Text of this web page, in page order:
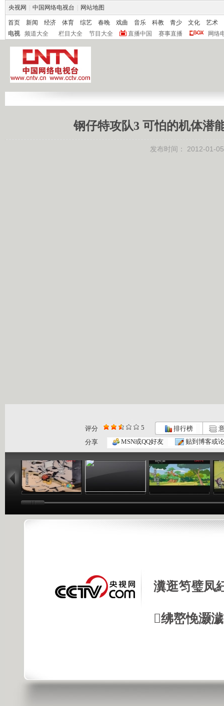
央视网 中国网络电视台 网站地图
首页 新闻 经济 体育 综艺 春晚 戏曲 音乐 科教 青少 文化
艺术
电视
频道大全 栏目大全 节目大全 直播中国 赛事直播 网络
钢仔特攻队3 可怕的机体潜
发布时间： 2012-01-
评分 5 排行榜
分享
MSN或QQ好友 贴到博客或
06:52
开心果的绿...
10:43
开心果的绿...
09:37
瀵逛笉璧凤
绋嶅悗灏